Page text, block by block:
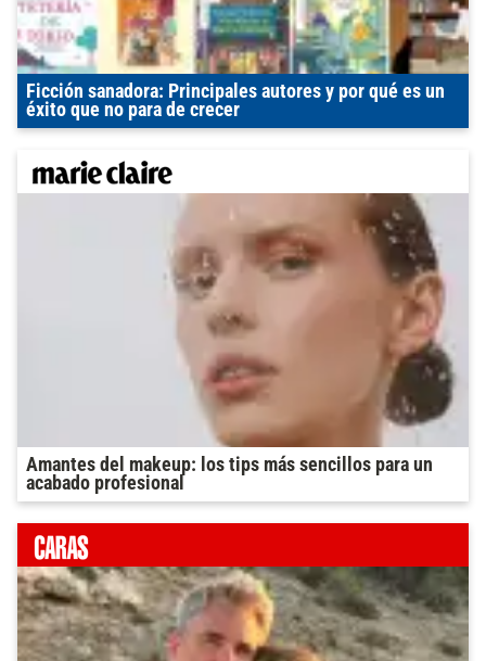
Ficción sanadora: Principales autores y por qué es un
éxito que no para de crecer
Amantes del makeup: los tips más sencillos para un
acabado profesional